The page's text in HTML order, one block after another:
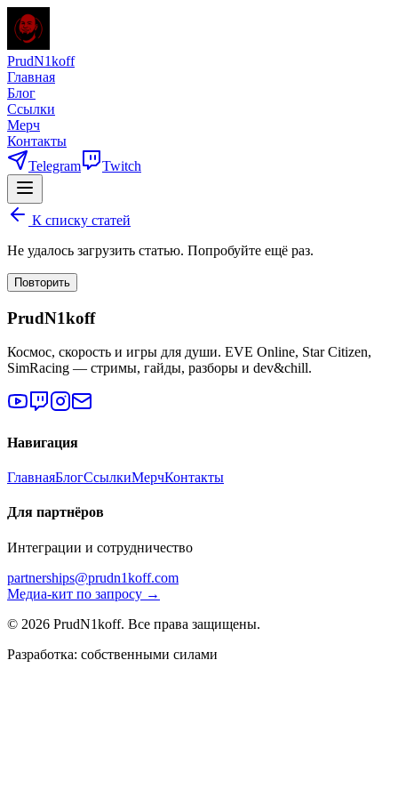
PrudN1koff
Главная
Блог
Ссылки
Мерч
Контакты
Telegram
Twitch
К списку статей
Не удалось загрузить статью. Попробуйте ещё раз.
Повторить
PrudN1koff
Космос, скорость и игры для души. EVE Online, Star Citizen,
SimRacing — стримы, гайды, разборы и dev&chill.
Навигация
ГлавнаяБлогСсылкиМерчКонтакты
Для партнёров
Интеграции и сотрудничество
partnerships@prudn1koff.com
Медиа-кит по запросу →
© 2026 PrudN1koff. Все права защищены.
Разработка: собственными силами